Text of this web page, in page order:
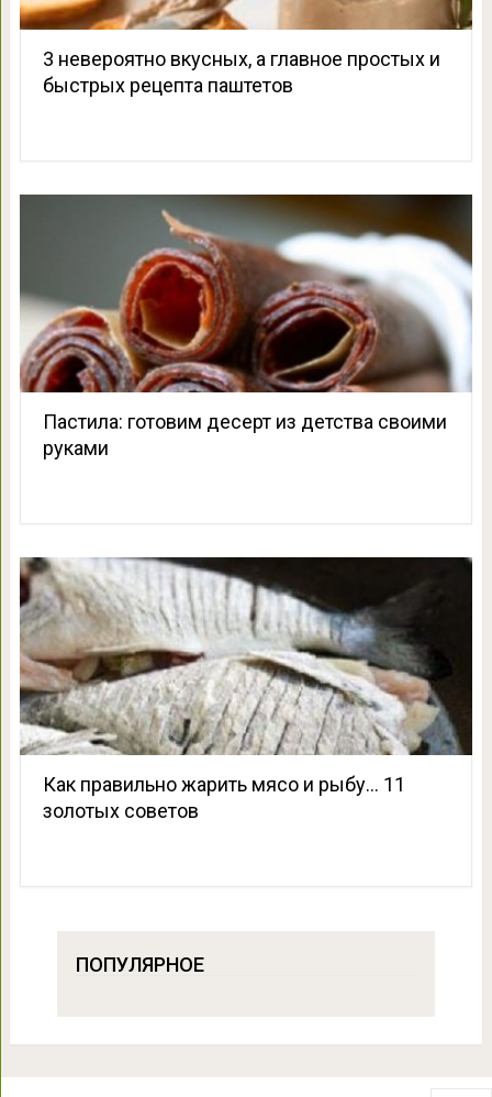
3 невероятно вкусных, а главное простых и
быстрых рецепта паштетов
Пастила: готовим десерт из детства своими
руками
Как правильно жарить мясо и рыбу… 11
золотых советов
ПОПУЛЯРНОЕ